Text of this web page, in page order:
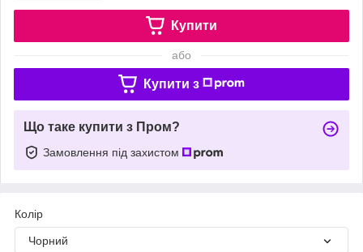
Купити
або
Купити з
Що таке купити з Пром?
Замовлення під захистом
Колір
Чорний